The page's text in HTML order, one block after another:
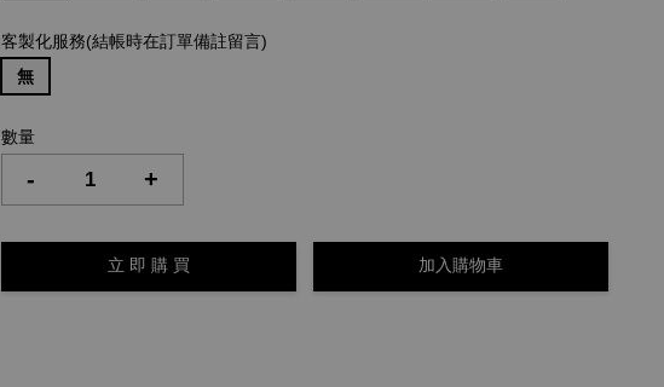
客製化服務(結帳時在訂單備註留言)
無
數量
- +
立 即 購 買 加入購物車